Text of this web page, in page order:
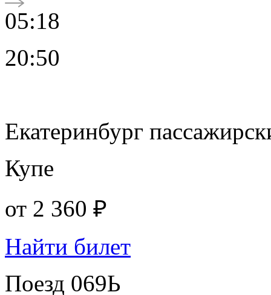
05:18
20:50
Екатеринбург
Купе
от 2 360 ₽
Найти билет
Поезд 069Ь